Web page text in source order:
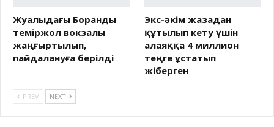
Жуалыдағы Боранды
теміржол вокзалы
жаңғыртылып,
пайдалануға берілді
Экс-әкім жазадан
құтылып кету үшін
алаяққа 4 миллион
теңге ұстатып
жіберген
PREV NEXT